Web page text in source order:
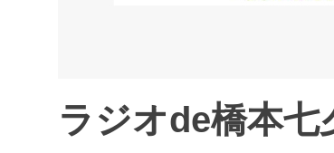
ラジオde橋本